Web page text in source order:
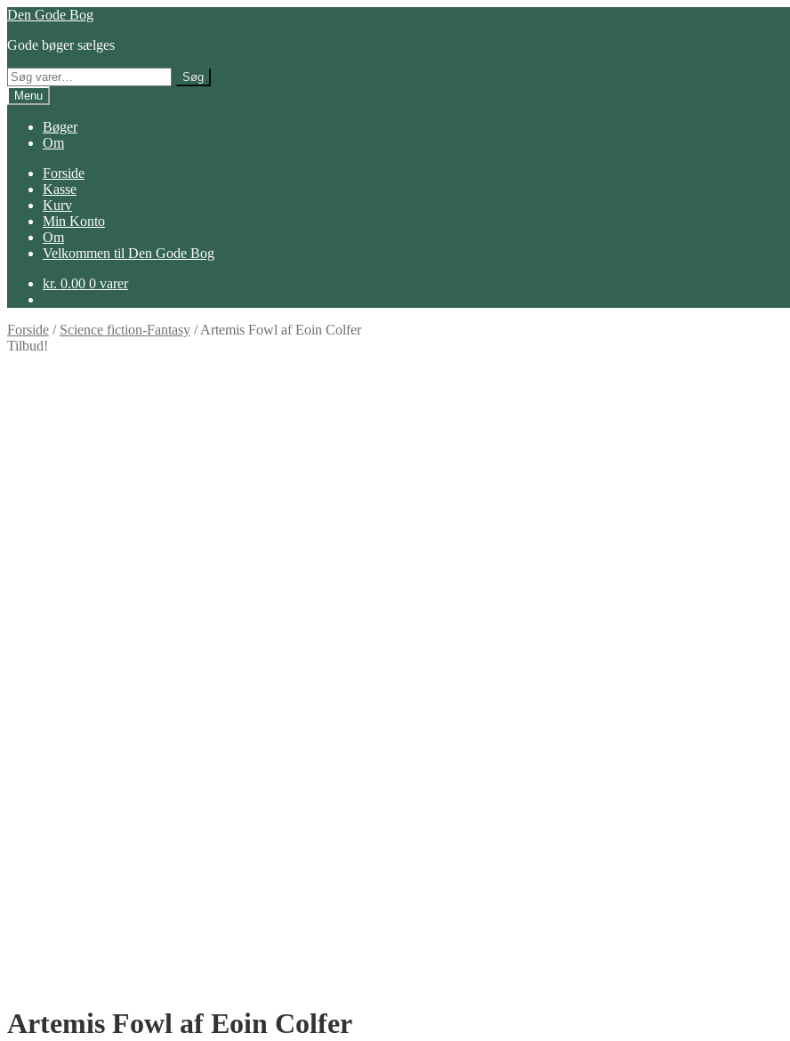
Spring
navigation
Spring
indhold
Den Gode Bog
Gode bøger sælges
Søg
efter:
Søg
Menu
Bøger
Om
Forside
Kasse
Kurv
Min Konto
Om
Velkommen til Den Gode Bog
kr. 0.00 0 varer
Forside / Science fiction-Fantasy /Artemis Fowl af Eoin Colfer
Tilbud!
Artemis Fowl af Eoin Colfer